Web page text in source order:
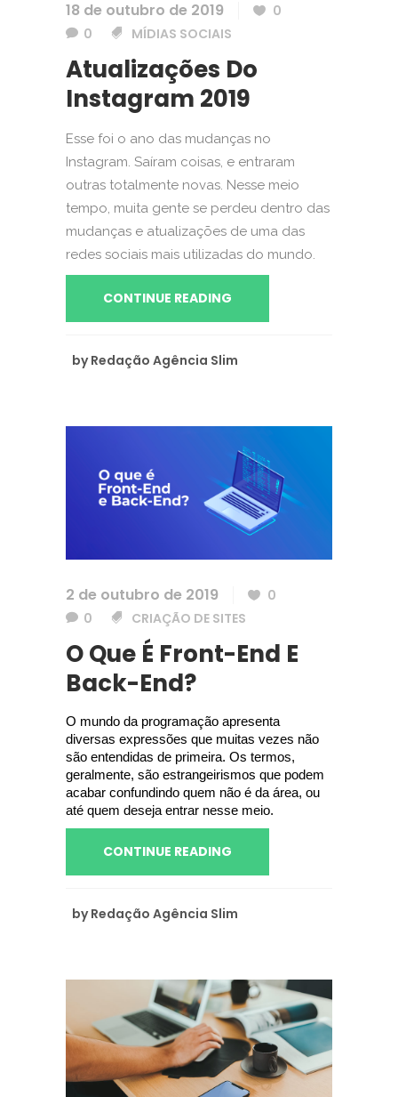
18 de outubro de 2019
0
0
MÍDIAS SOCIAIS
Atualizações Do
Instagram 2019
Esse foi o ano das mudanças no
Instagram. Saíram coisas, e entraram
outras totalmente novas. Nesse meio
tempo, muita gente se perdeu dentro das
mudanças e atualizações de uma das
redes sociais mais utilizadas do mundo.
CONTINUE READING
by Redação Agência Slim
2 de outubro de 2019
0
0
CRIAÇÃO DE SITES
O Que É Front-End E
Back-End?
O mundo da programação apresenta
diversas expressões que muitas vezes não
são entendidas de primeira. Os termos,
geralmente, são estrangeirismos que podem
acabar confundindo quem não é da área, ou
até quem deseja entrar nesse meio.
CONTINUE READING
by Redação Agência Slim